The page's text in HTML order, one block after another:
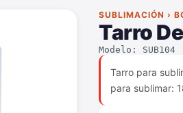
SUBLIMACIÓN ›
Tarro
Modelo: SUB104
Tarro para
para sublimar: